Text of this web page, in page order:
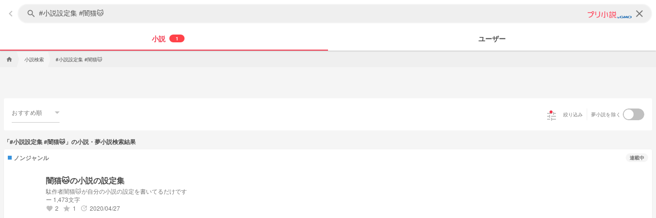
keyboard_arrow_left search clear
小説 1 ユーザー
home 小説検索 #小説設定集 #闇猫🐱
おすすめ順 tune 絞り込み 夢小説を除く
「#小説設定集 #闇猫🐱」の小説・夢小説検索結果
ノンジャンル
連載中
闇猫🐱の小説の設定集
駄作者闇猫🐱が自分の小説の設定を書いてるだけです
ー 1,473文字
favorite 2 grade 1 update 2020/04/27